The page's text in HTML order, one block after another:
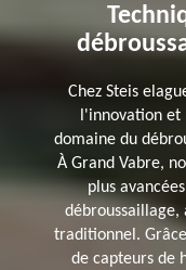
Chez Steis
l'innovation
domaine du
À Grand Vabre,
plus
traditionnel.
de capteurs de